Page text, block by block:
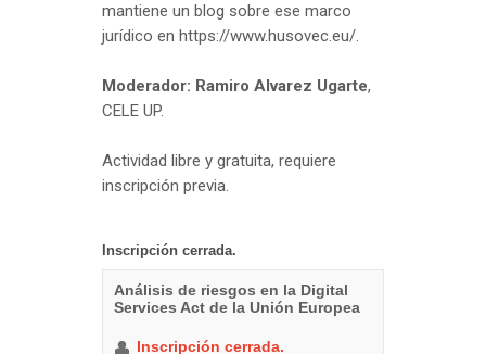
mantiene un blog sobre ese marco
jurídico en https://www.husovec.eu/.
Moderador: Ramiro Alvarez Ugarte,
CELE UP.
Actividad libre y gratuita, requiere
inscripción previa.